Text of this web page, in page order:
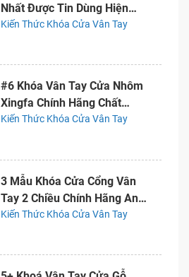
Nhất Được Tin Dùng Hiện
Nay
Kiến Thức Khóa Cửa Vân Tay
#6 Khóa Vân Tay Cửa Nhôm
Xingfa Chính Hãng Chất
Lượng
Kiến Thức Khóa Cửa Vân Tay
3 Mẫu Khóa Cửa Cổng Vân
Tay 2 Chiều Chính Hãng An
Toàn
Kiến Thức Khóa Cửa Vân Tay